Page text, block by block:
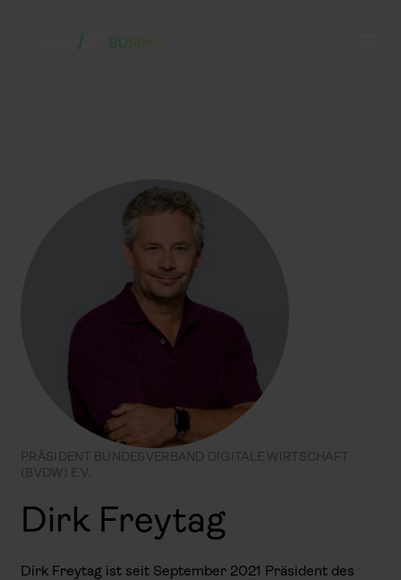
PRÄSIDENT BUNDESVERBAND DIGITALE WIRTSCHAFT
(BVDW) E.V.
Dirk Freytag
Dirk Freytag ist seit September 2021 Präsident des